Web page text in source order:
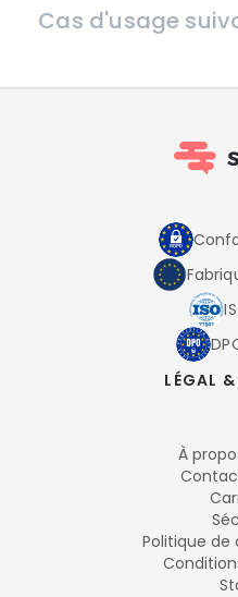
Cas d'usage
LÉGAL
À
Politique